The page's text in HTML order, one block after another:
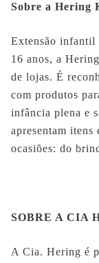
Sobre a Hering
Extensão infantil
16 anos, a
de lojas. É
com produtos
infância plena e
apresentam itens
ocasiões: do
SOBRE A CIA
A Cia. Hering é